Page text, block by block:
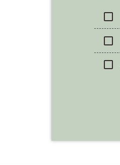
check_box_outline_blank
check_box_outline_blank
check_box_outline_blank